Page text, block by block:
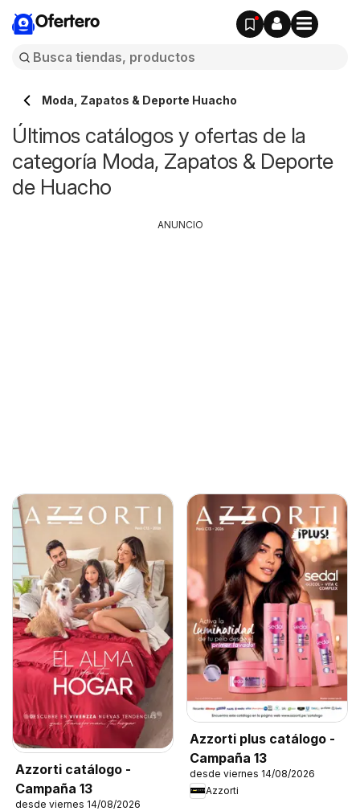
Ofertero
Moda, Zapatos & Deporte Huacho
Últimos catálogos y ofertas de la
categoría Moda, Zapatos & Deporte
de Huacho
Azzorti catálogo -
Campaña 13
desde viernes 14/08/2026
Azzorti plus catálogo -
Campaña 13
desde viernes 14/08/2026
Azzorti
ANUNCIO